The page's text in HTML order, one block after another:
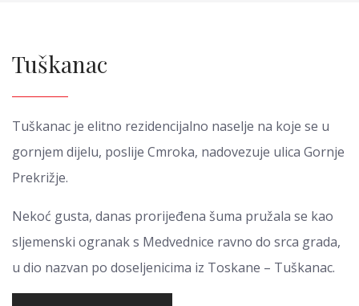
Tuškanac
Tuškanac je elitno rezidencijalno naselje na koje se u
gornjem dijelu, poslije Cmroka, nadovezuje ulica Gornje
Prekrižje.
Nekoć gusta, danas prorijeđena šuma pružala se kao
sljemenski ogranak s Medvednice ravno do srca grada,
u dio nazvan po doseljenicima iz Toskane – Tuškanac.